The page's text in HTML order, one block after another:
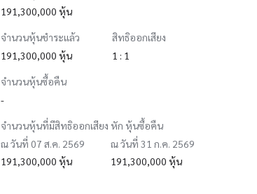
191,300,000 หุ้น
จำนวนหุ้นชำระแล้ว
191,300,000 หุ้น
สิทธิออกเสียง
1 : 1
จำนวนหุ้นซื้อคืน
-
จำนวนหุ้นที่มีสิทธิออกเสียง หัก หุ้นซื้อคืน
ณ วันที่ 07 ส.ค. 2569
191,300,000 หุ้น
ณ วันที่ 31 ก.ค. 2569
191,300,000 หุ้น